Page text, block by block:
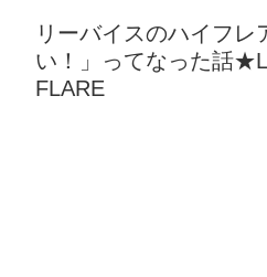
リーバイスのハイフレ
い！」ってなった話
FLARE